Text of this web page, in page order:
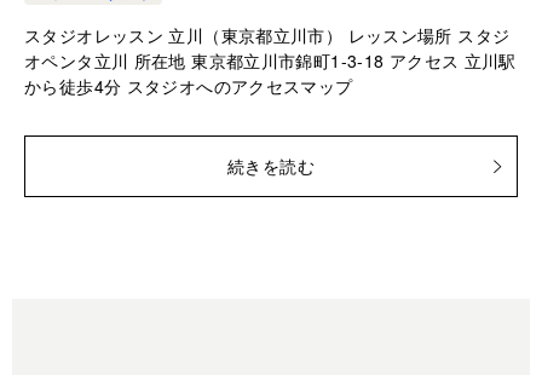
スタジオレッスン 立川（東京都立川市） レッスン場所 スタジ
オペンタ立川 所在地 東京都立川市錦町1-3-18 アクセス 立川駅
から徒歩4分 スタジオへのアクセスマップ
続きを読む